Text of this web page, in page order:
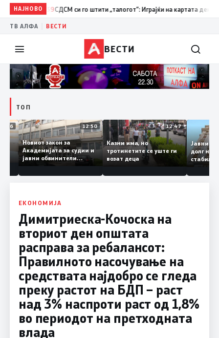
НАЈНОВО
12:39СДСМ си го штити „талогот“: Играјќи на картата дека се
ТВ АЛФА ВЕСТИ
ВЕСТИ
ТОП
18:06 12:50
Новиот закон за
Академијата за судии и
јавни обвинители
наскоро во Собранието
12:47
Казни има, но
тротинетите се уште ги
возат деца
долг
ЕКОНОМИЈА
Димитриеска-Кочоска на
вториот ден општата
расправа за ребалансот:
Правилното насочување на
средствата најдобро се гледа
преку растот на БДП – раст
над 3% наспроти раст од 1,8%
во периодот на претходната
влада